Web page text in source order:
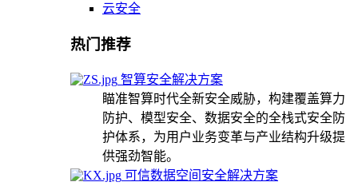
云安全
热门推荐
智算安全解决方案
瞄准智算时代全新安全威胁，构建覆盖算力
防护、模型安全、数据安全的全栈式安全防
护体系，为用户业务变革与产业结构升级提
供强劲智能。
可信数据空间安全解决方案